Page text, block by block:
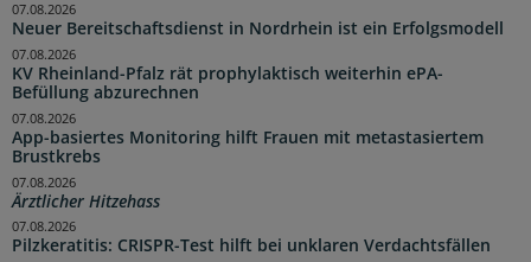
Neuer Bereitschaftsdienst in Nordrhein ist ein Erfolgsmodell
07.08.2026
KV Rheinland-Pfalz rät prophylaktisch weiterhin ePA-
Befüllung abzurechnen
07.08.2026
App-basiertes Monitoring hilft Frauen mit metastasiertem
Brustkrebs
07.08.2026
Ärztlicher Hitzehass
07.08.2026
Pilzkeratitis: CRISPR-Test hilft bei unklaren Verdachtsfällen
07.08.2026